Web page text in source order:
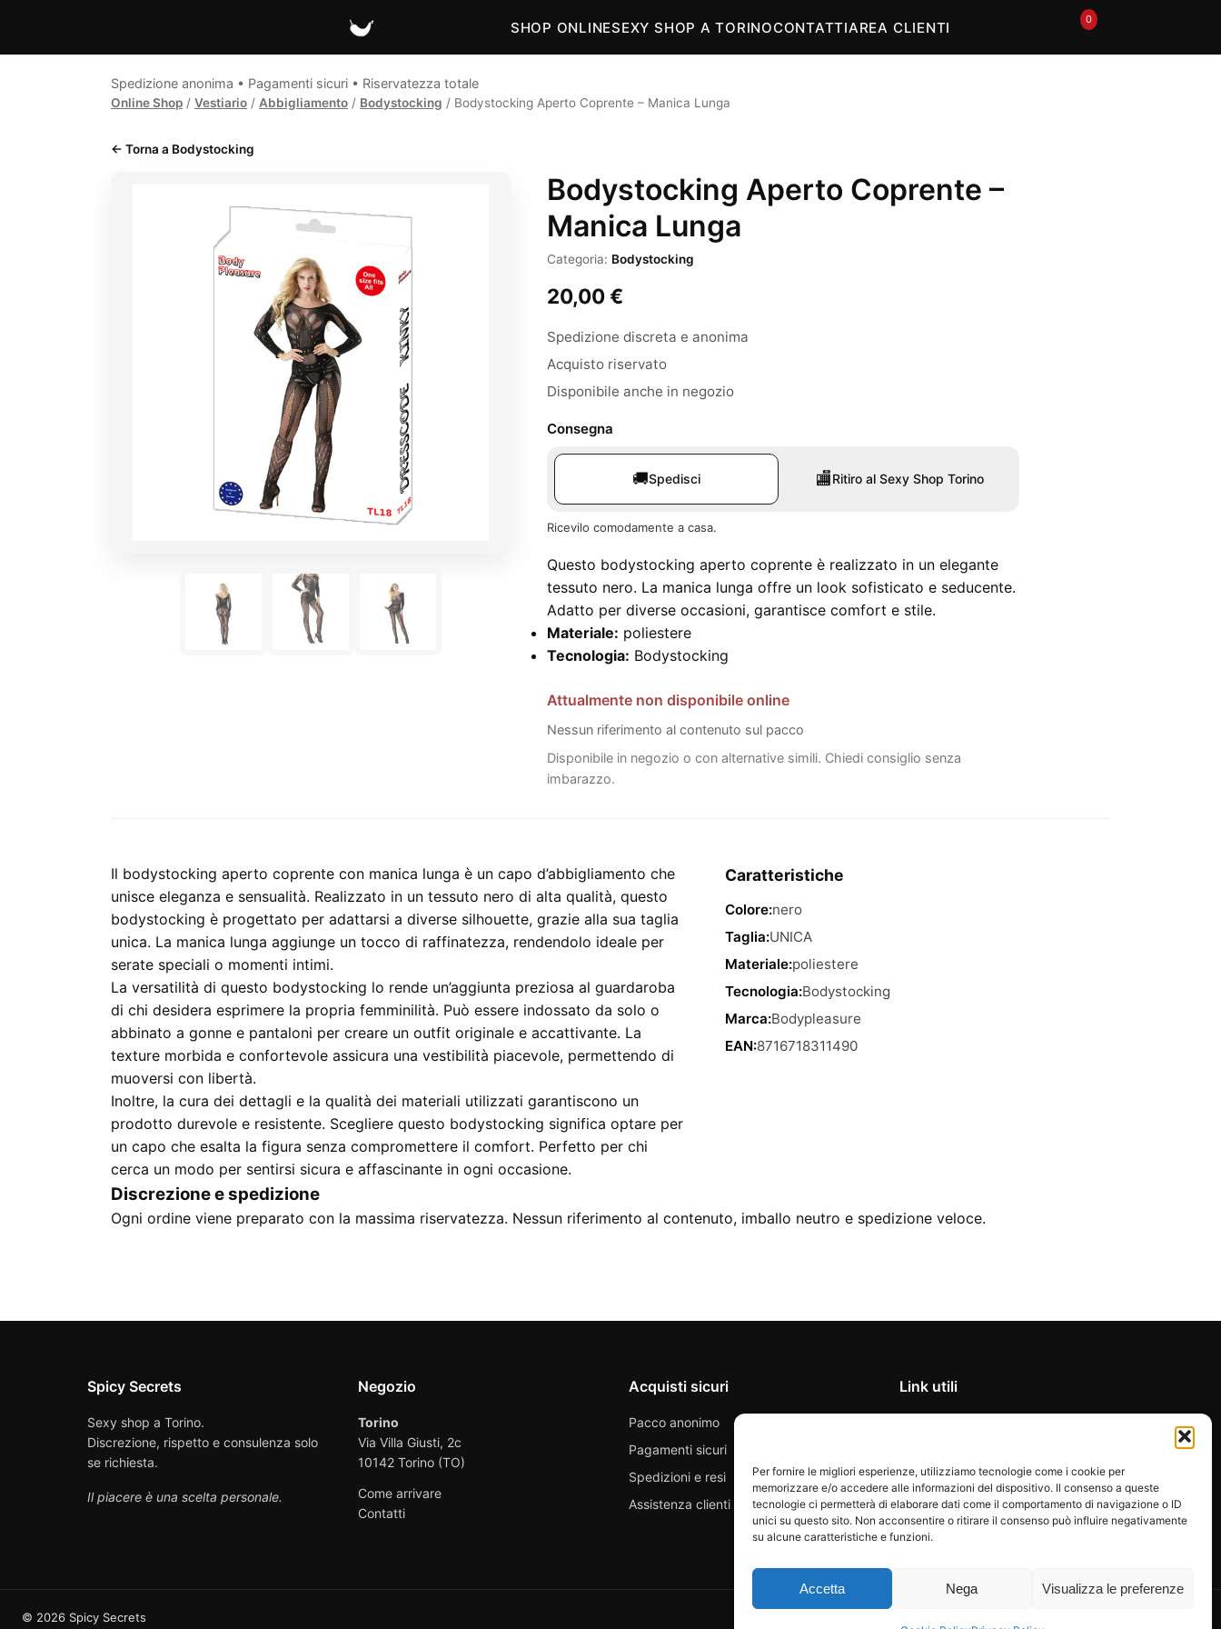
Per fornire le migliori esperienze, utilizziamo tecnologie come i cookie per
memorizzare e/o accedere alle informazioni del dispositivo. Il consenso a queste
tecnologie ci permetterà di elaborare dati come il comportamento di navigazione o ID
unici su questo sito. Non acconsentire o ritirare il consenso può influire negativamente
su alcune caratteristiche e funzioni.
Accetta Nega Visualizza le preferenze
SHOP ONLINESEXY SHOP A TORINOCONTATTIAREA CLIENTI 🛒0
Spedizione anonima • Pagamenti sicuri • Riservatezza totale
Online Shop / Vestiario / Abbigliamento / Bodystocking / Bodystocking Aperto Coprente – Manica Lunga
← Torna a Bodystocking
Bodystocking Aperto Coprente –
Manica Lunga
Categoria: Bodystocking
20,00€
Spedizione discreta e anonima
Acquisto riservato
Disponibile anche in negozio
Consegna
🚚Spedisci 🏬Ritiro al Sexy Shop Torino
Ricevilo comodamente a casa.
Questo bodystocking aperto coprente è realizzato in un elegante
tessuto nero. La manica lunga offre un look sofisticato e seducente.
Adatto per diverse occasioni, garantisce comfort e stile.
Materiale: poliestere
Tecnologia: Bodystocking
Attualmente non disponibile online
Nessun riferimento al contenuto sul pacco
Disponibile in negozio o con alternative simili. Chiedi consiglio senza
imbarazzo.
Il bodystocking aperto coprente con manica lunga è un capo d’abbigliamento che
unisce eleganza e sensualità. Realizzato in un tessuto nero di alta qualità, questo
bodystocking è progettato per adattarsi a diverse silhouette, grazie alla sua taglia
unica. La manica lunga aggiunge un tocco di raffinatezza, rendendolo ideale per
serate speciali o momenti intimi.
La versatilità di questo bodystocking lo rende un’aggiunta preziosa al guardaroba
di chi desidera esprimere la propria femminilità. Può essere indossato da solo o
abbinato a gonne e pantaloni per creare un outfit originale e accattivante. La
texture morbida e confortevole assicura una vestibilità piacevole, permettendo di
muoversi con libertà.
Inoltre, la cura dei dettagli e la qualità dei materiali utilizzati garantiscono un
prodotto durevole e resistente. Scegliere questo bodystocking significa optare per
un capo che esalta la figura senza compromettere il comfort. Perfetto per chi
cerca un modo per sentirsi sicura e affascinante in ogni occasione.
Caratteristiche
Colore:nero
Taglia:UNICA
Materiale:poliestere
Tecnologia:Bodystocking
Marca:Bodypleasure
EAN:8716718311490
Discrezione e spedizione
Ogni ordine viene preparato con la massima riservatezza. Nessun riferimento al contenuto, imballo neutro e spedizione veloce.
Spicy Secrets
Sexy shop a Torino.
Discrezione, rispetto e consulenza solo
se richiesta.
Il piacere è una scelta personale.
Negozio
Torino
Via Villa Giusti, 2c
10142 Torino (TO)
Come arrivare
Contatti
Acquisti sicuri
Pacco anonimo
Pagamenti sicuri
Spedizioni e resi
Assistenza clienti
Link utili
Cookie Policy
FAQ
© 2026 Spicy Secrets